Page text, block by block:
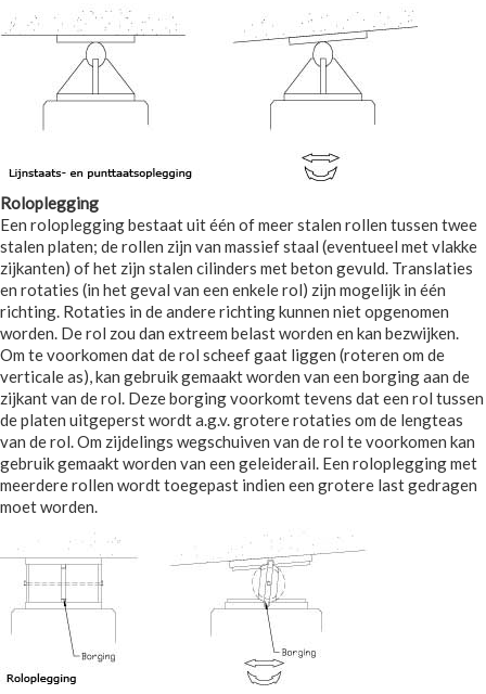
Roloplegging
Een roloplegging bestaat uit één of meer stalen rollen tussen twee
stalen platen; de rollen zijn van massief staal (eventueel met vlakke
zijkanten) of het zijn stalen cilinders met beton gevuld. Translaties
en rotaties (in het geval van een enkele rol) zijn mogelijk in één
richting. Rotaties in de andere richting kunnen niet opgenomen
worden. De rol zou dan extreem belast worden en kan bezwijken.
Om te voorkomen dat de rol scheef gaat liggen (roteren om de
verticale as), kan gebruik gemaakt worden van een borging aan de
zijkant van de rol. Deze borging voorkomt tevens dat een rol tussen
de platen uitgeperst wordt a.g.v. grotere rotaties om de lengteas
van de rol. Om zijdelings wegschuiven van de rol te voorkomen kan
gebruik gemaakt worden van een geleiderail. Een roloplegging met
meerdere rollen wordt toegepast indien een grotere last gedragen
moet worden.